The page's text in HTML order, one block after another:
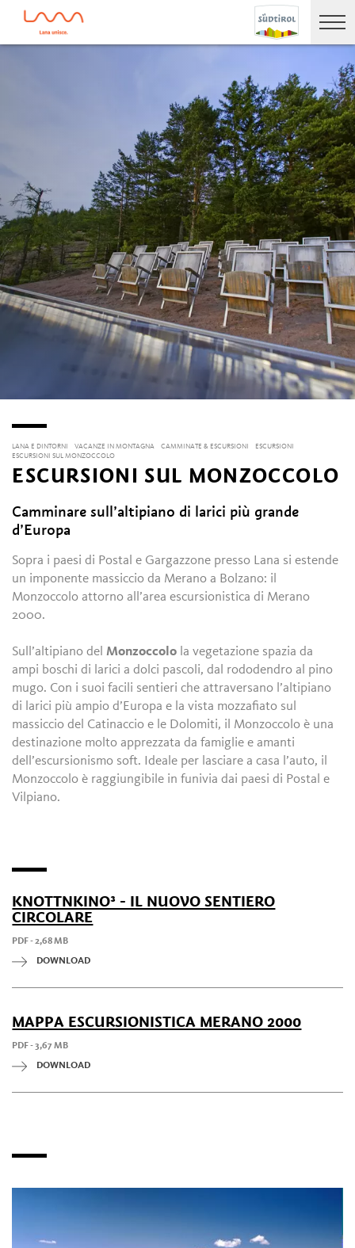
LANA E DINTORNI VACANZE IN MONTAGNA CAMMINATE & ESCURSIONI
ESCURSIONI
ESCURSIONI SUL MONZOCCOLO
ESCURSIONI SUL MONZOCCOLO
Camminare sull’altipiano di larici più grande
d’Europa
Sopra i paesi di Postal e Gargazzone presso Lana si estende
un imponente massiccio da Merano a Bolzano: il
Monzoccolo attorno all’area escursionistica di Merano
2000.
Sull’altipiano delMonzoccolo la vegetazione spazia da
ampi boschi di larici a dolci pascoli, dal rododendro al pino
mugo. Con i suoi facili sentieri che attraversano l’altipiano
di larici più ampio d’Europa e la vista mozzafiato sul
massiccio del Catinaccio e le Dolomiti, il Monzoccolo è una
destinazione molto apprezzata da famiglie e amanti
dell’escursionismo soft. Ideale per lasciare a casa l’auto, il
Monzoccolo è raggiungibile in funivia dai paesi di Postal e
Vilpiano.
KNOTTNKINO³ - IL NUOVO SENTIERO
CIRCOLARE
PDF - 2,68 MB
DOWNLOAD
MAPPA ESCURSIONISTICA MERANO 2000
PDF - 3,67 MB
DOWNLOAD